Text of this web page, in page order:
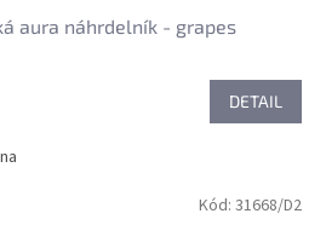
aura náhrdelník - grapes
DETAIL
Kód: 31668/D2